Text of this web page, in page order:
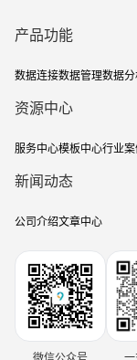
产品功能
数据连接数据管理数据
资源中心
服务中心模板中心行业案
新闻动态
公司介绍文章中心
微信公众号